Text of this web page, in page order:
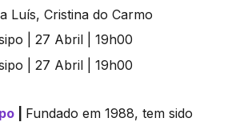
Luís, Cristina do Carmo
Fundado em 1988, tem sido